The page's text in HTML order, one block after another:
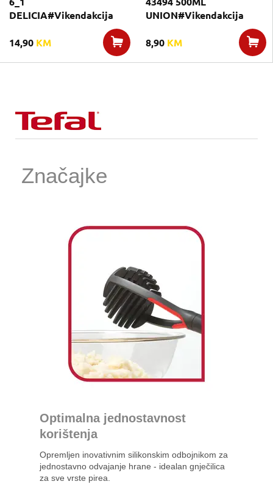
DELICIA#Vikendakcija
14,90 KM
UNION#Vikendakcija
8,90 KM
Značajke
Optimalna jednostavnost
korištenja
Opremljen inovativnim silikonskim odbojnikom za
jednostavno odvajanje hrane - idealan gnječilica
za sve vrste pirea.